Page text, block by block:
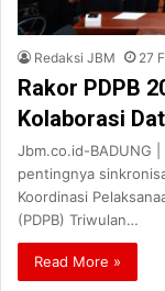
Redaksi JBM 27
Rakor PDPB
Kolaborasi
Jbm.co.id-BADUNG
pentingnya
Koordinasi
(PDPB) Triwulan…
Read More »